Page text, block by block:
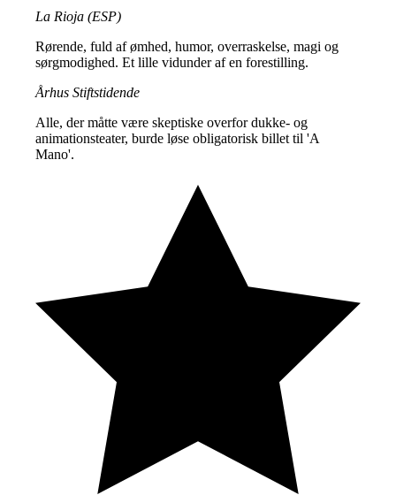
La Rioja (ESP)
Rørende, fuld af ømhed, humor, overraskelse, magi og
sørgmodighed. Et lille vidunder af en forestilling.
Århus Stiftstidende
Alle, der måtte være skeptiske overfor dukke- og
animationsteater, burde løse obligatorisk billet til 'A
Mano'.